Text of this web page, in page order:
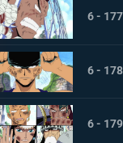
6 - 177
6 - 178
6 - 179